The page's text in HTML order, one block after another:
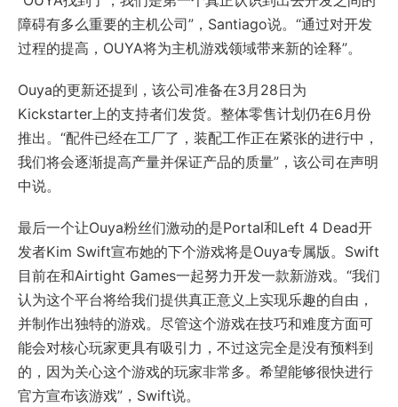
障碍有多么重要的主机公司”，Santiago说。“通过对开发
过程的提高，OUYA将为主机游戏领域带来新的诠释”。
Ouya的更新还提到，该公司准备在3月28日为
Kickstarter上的支持者们发货。整体零售计划仍在6月份
推出。“配件已经在工厂了，装配工作正在紧张的进行中，
我们将会逐渐提高产量并保证产品的质量”，该公司在声明
中说。
最后一个让Ouya粉丝们激动的是Portal和Left 4 Dead开
发者Kim Swift宣布她的下个游戏将是Ouya专属版。Swift
目前在和Airtight Games一起努力开发一款新游戏。“我们
认为这个平台将给我们提供真正意义上实现乐趣的自由，
并制作出独特的游戏。尽管这个游戏在技巧和难度方面可
能会对核心玩家更具有吸引力，不过这完全是没有预料到
的，因为关心这个游戏的玩家非常多。希望能够很快进行
官方宣布该游戏”，Swift说。